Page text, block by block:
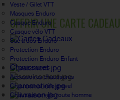
Veste / Gilet VTT
Masques Enduro
Casque Enduro
Casque vélo VTT
Sac à dos Enduro
Protection Enduro
Protection Enduro Enfant
Chaussures
Accessoires chaussures
Chaussures vélo gravel
Chaussures vélo route homme
OFFRIR UNE CARTE CADEAU